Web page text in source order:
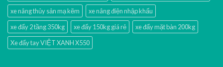
xe nâng thủy sản mạ kẽm
xe nâng điện nhập khấu
xe đẩy 2 tầng 350kg
xe đẩy 150kg giá rẻ
xe đẩy mặt bàn 200kg
Xe đẩy tay VIỆT XANH X550